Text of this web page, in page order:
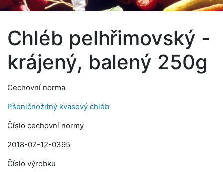
Chléb pelhřimovský -
krájený, balený 250g
Cechovní norma
Pšeničnožitný kvasový chléb
Číslo cechovní normy
2018-07-12-0395
Číslo výrobku